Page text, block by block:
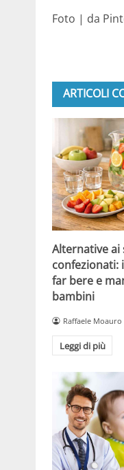
Foto | da
ARTICOLI
Alternative ai
confezionati:
far bere e
bambini
Raffaele Moauro
Leggi di più